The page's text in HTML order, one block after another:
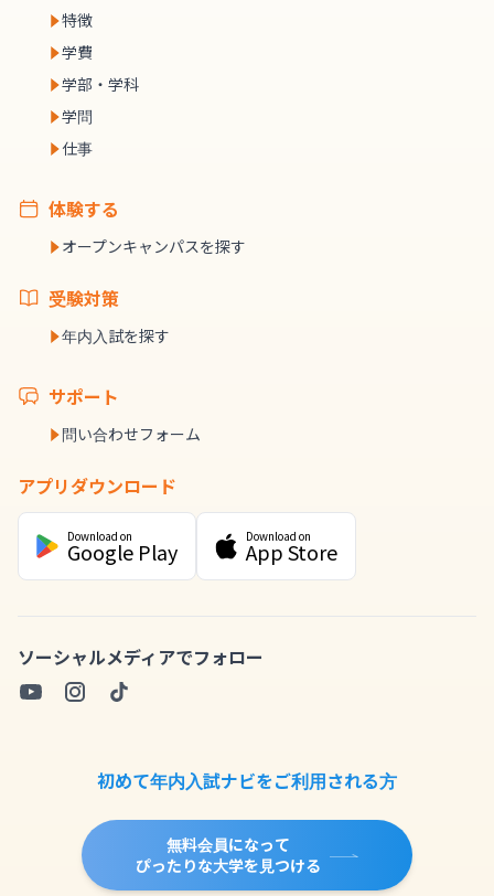
特徴
学費
学部・学科
学問
仕事
体験する
オープンキャンパスを探す
受験対策
年内入試を探す
サポート
問い合わせフォーム
アプリダウンロード
Download on
Google Play
Download on
App Store
ソーシャルメディアでフォロー
初めて年内入試ナビをご利用される方
無料会員になって
ぴったりな大学を見つける